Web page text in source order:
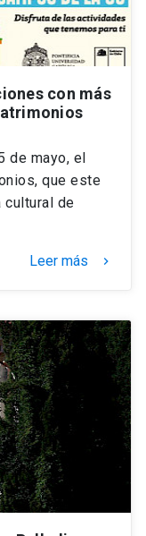
con más
de mayo, el
que este
cultural de
Leer más keyboard_arrow_right